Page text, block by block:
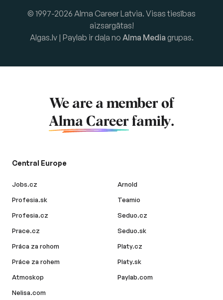
© 1997-2026 Alma Career Latvia. Visas tiesības
aizsargātas!
Algas.lv | Paylab ir daļa no Alma Media grupas.
We are a member of
Alma Career family.
Central Europe
Jobs.cz
Profesia.sk
Profesia.cz
Prace.cz
Práca za rohom
Práce za rohem
Atmoskop
Nelisa.com
Arnold
Teamio
Seduo.cz
Seduo.sk
Platy.cz
Platy.sk
Paylab.com